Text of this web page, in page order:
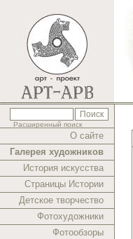
Расширенный поиск
О сайте
Галерея художников
История искусства
Страницы Истории
Детское творчество
Фотохудожники
Фотообзоры